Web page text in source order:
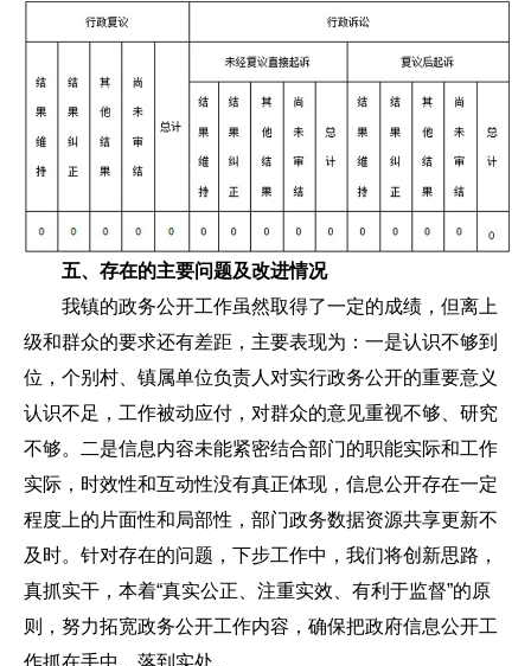
五、存在的主要问题及改进情况
我镇的政务公开工作虽然取得了一定的成绩，但离上
级和群众的要求还有差距，主要表现为：一是认识不够到
位，个别村、镇属单位负责人对实行政务公开的重要意义
认识不足，工作被动应付，对群众的意见重视不够、研究
不够。二是信息内容未能紧密结合部门的职能实际和工作
实际，时效性和互动性没有真正体现，信息公开存在一定
程度上的片面性和局部性，部门政务数据资源共享更新不
及时。针对存在的问题，下步工作中，我们将创新思路，
真抓实干，本着“真实公正、注重实效、有利于监督”的原
则，努力拓宽政务公开工作内容，确保把政府信息公开工
作抓在手中、落到实处。